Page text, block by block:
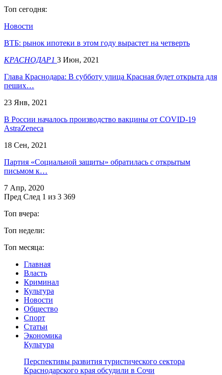
Топ сегодня:
Новости
ВТБ: рынок ипотеки в этом году вырастет на четверть
КРАСНОДАР1 3 Июн, 2021
Глава Краснодара: В субботу улица Красная будет открыта для
пеших…
23 Янв, 2021
В России началось производство вакцины от COVID-19
AstraZeneca
18 Сен, 2021
Партия «Социальной защиты» обратилась с открытым
письмом к…
7 Апр, 2020
Пред След 1 из 3 369
Топ вчера:
Топ недели:
Топ месяца:
Главная
Власть
Криминал
Культура
Новости
Общество
Спорт
Статьи
Экономика
Культура
Перспективы развития туристического сектора
Краснодарского края обсудили в Сочи